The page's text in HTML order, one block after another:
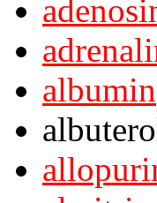
albumin